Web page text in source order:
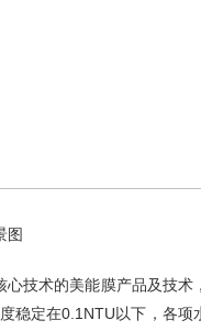
图
技术的美能膜产品及技术
稳定在0.1NTU以下，各项